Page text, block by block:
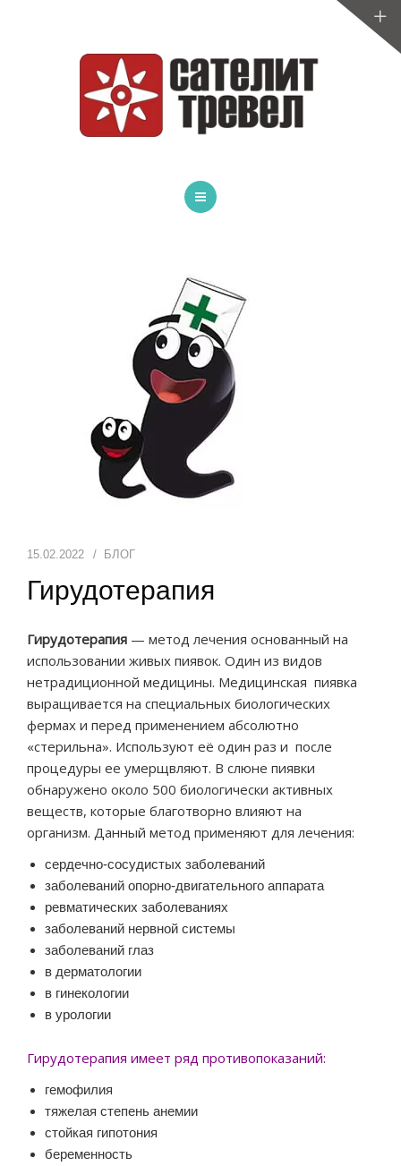
САНАТОРИИ
СПОРТИВНЫЕ СБОРЫ
15.02.2022 БЛОГ
Гирудотерапия
Гирудотерапия — метод лечения основанный на
использовании живых пиявок. Один из видов
нетрадиционной медицины. Медицинская пиявка
выращивается на специальных биологических
фермах и перед применением абсолютно
«стерильна». Используют её один раз и после
процедуры ее умерщвляют. В слюне пиявки
обнаружено около 500 биологически активных
веществ, которые благотворно влияют на
организм. Данный метод применяют для лечения:
сердечно-сосудистых заболеваний
заболеваний опорно-двигательного аппарата
ревматических заболеваниях
заболеваний нервной системы
заболеваний глаз
в дерматологии
в гинекологии
в урологии
Гирудотерапия имеет ряд противопоказаний:
гемофилия
тяжелая степень анемии
стойкая гипотония
беременность